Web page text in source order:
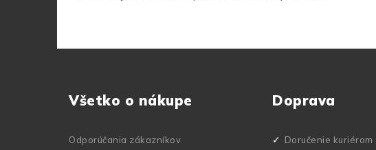
Všetko o nákupe
Odporúčania zákazníkov
Doprava
Doručenie kuriérom